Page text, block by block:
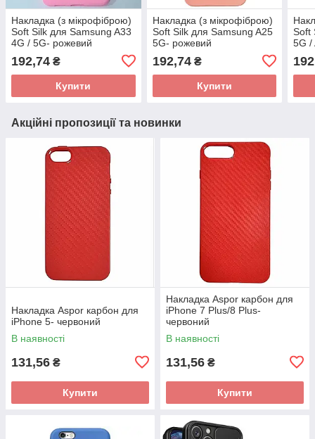
Накладка (з мікрофіброю)
Soft Silk для Samsung A33
4G / 5G- рожевий
192,74 ₴
Купити
Накладка (з мікрофіброю)
Soft Silk для Samsung A25
5G- рожевий
192,74₴
Купити
Soft
5G /
Акційні пропозиції та новинки
Накладка Aspor карбон для
iPhone 5- червоний
В наявності
131,56 ₴
Купити
Накладка Aspor карбон для
iPhone 7 Plus/8 Plus-
червоний
В наявності
131,56 ₴
Купити